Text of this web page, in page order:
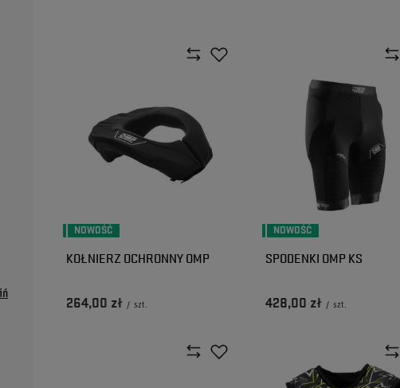
NOWOŚĆ
KOŁNIERZ OCHRONNY OMP
264,00 zł / szt.
NOWOŚĆ
SPODENKI OMP KS
428,00 zł / szt.